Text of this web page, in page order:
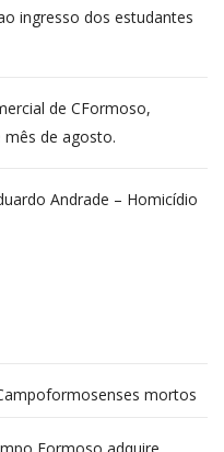
ingresso dos estudantes
de CFormoso,
mês de agosto.
Andrade – Homicídio
mortos